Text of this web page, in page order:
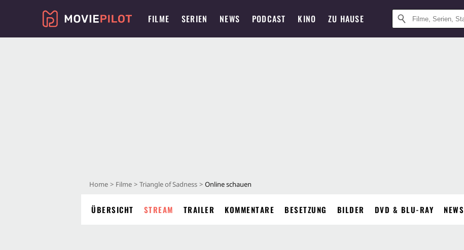
FILME SERIEN NEWS PODCAST KINO ZU HAUSE
Home Filme Triangle of Sadness Online schauen
ÜBERSICHT STREAM TRAILER KOMMENTARE BESETZUNG BILDER DVD & BLU-RAY NEWS